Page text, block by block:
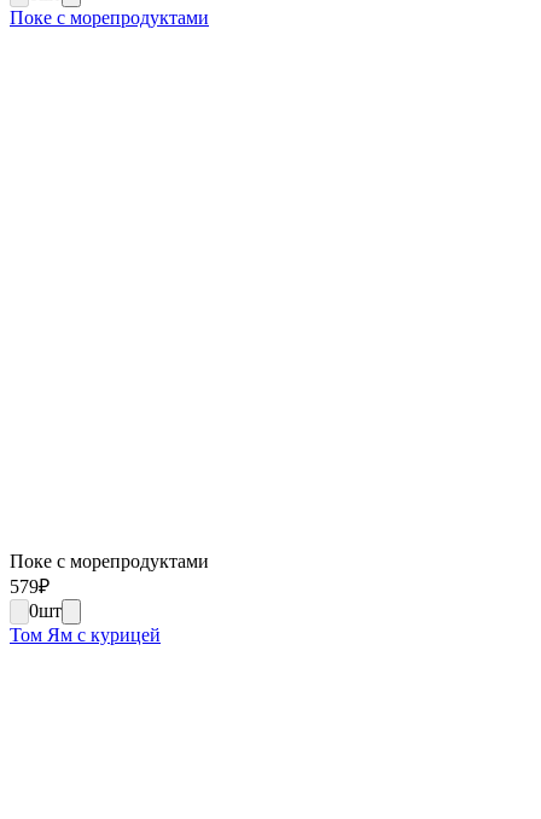
Поке с морепродуктами
Поке с морепродуктами
579₽
0шт
Том Ям с курицей